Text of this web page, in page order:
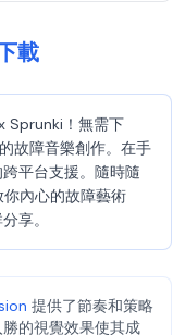
載
Sprunki！無需下
故障音樂創作。在手
平台支援。隨時隨
內心的故障藝術
享。
提供了節奏和策略
的視覺效果使其成